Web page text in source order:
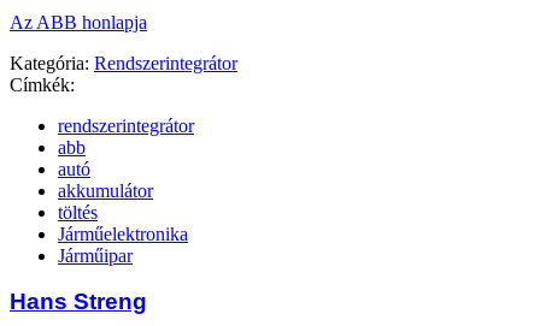
Az ABB honlapja
Kategória: Rendszerintegrátor
Címkék:
rendszerintegrátor
abb
autó
akkumulátor
töltés
Járműelektronika
Járműipar
Hans Streng